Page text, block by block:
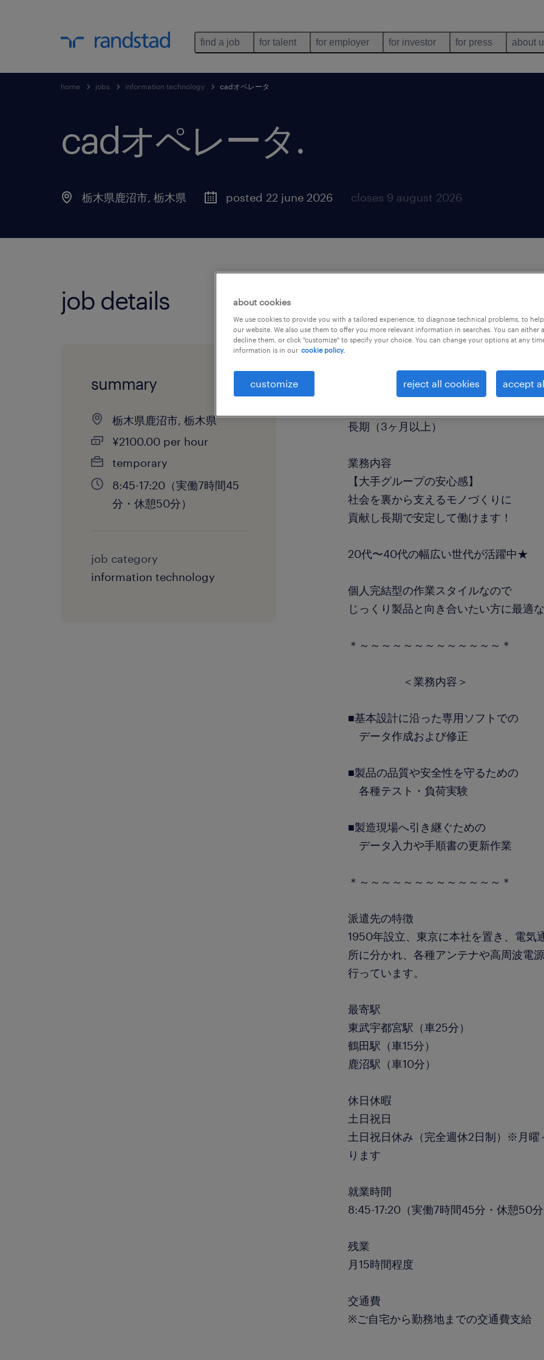
find a job for talent for employer for investor for press about
home jobs information technology cadオペレータ
cadオペレータ.
栃木県鹿沼市, 栃木県 posted 22 june 2026 closes 9 august 2026
job details
summary
栃木県鹿沼市, 栃木県
¥2100.00 per hour
temporary
8:45-17:20（実働7時間45
分・休憩50分）
job category
information technology
CADオペレータ
長期（3ヶ月以上）
業務内容
【大手グループの安心感】
社会を裏から支えるモノづくりに
貢献し長期で安定して働けます！
20代〜40代の幅広い世代が活躍中★
個人完結型の作業スタイルなので
じっくり製品と向き合いたい方に最適
＊～～～～～～～～～～～～～＊
＜業務内容＞
■基本設計に沿った専用ソフトでの
データ作成および修正
■製品の品質や安全性を守るための
各種テスト・負荷実験
■製造現場へ引き継ぐための
データ入力や手順書の更新作業
＊～～～～～～～～～～～～～＊
派遣先の特徴
1950年設立、東京に本社を置き、電気
所に分かれ、各種アンテナや高周波電
行っています。
最寄駅
東武宇都宮駅（車25分）
鶴田駅（車15分）
鹿沼駅（車10分）
休日休暇
土日祝日
土日祝日休み（完全週休2日制）※月曜
ります
就業時間
8:45-17:20（実働7時間45分・休憩50分
残業
月15時間程度
交通費
※ご自宅から勤務地までの交通費支給
about cookies
We use cookies to provide you with a tailored experience, to diagnose technical problems, to
our website. We also use them to offer you more relevant information in searches. You can either
decline them, or click "customize" to specify your choice. You can change your options at any
information is in our cookie policy.
customize reject all cookies accept